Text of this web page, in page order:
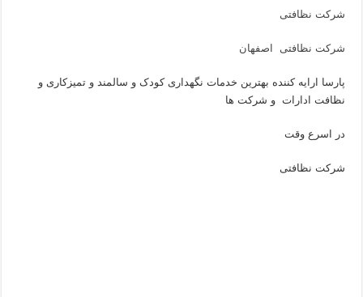
شرکت نظافتی
شرکت نظافتی اصفهان
پارسا ارایه کننده بهترین خدمات نگهداری کودک و سالمند و تمیزکاری و
نظافت ادارات و شرکت ها
در اسرع وقت
شرکت نظافتی